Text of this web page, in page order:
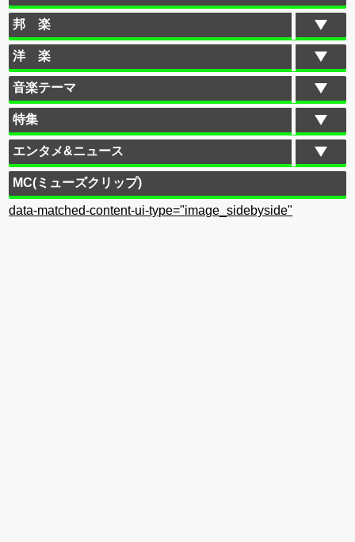
邦 楽
洋 楽
音楽テーマ
特集
エンタメ&ニュース
MC(ミューズクリップ)
data-matched-content-ui-type="image_sidebyside"